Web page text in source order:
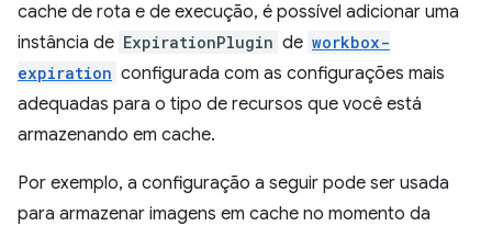
cache de rota e de execução, é possível adicionar uma
instância de ExpirationPlugin de workbox-
expiration configurada com as configurações mais
adequadas para o tipo de recursos que você está
armazenando em cache.
Por exemplo, a configuração a seguir pode ser usada
para armazenar imagens em cache no momento da